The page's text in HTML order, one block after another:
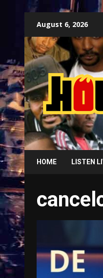
content
August 6, 2026
HOME LISTEN